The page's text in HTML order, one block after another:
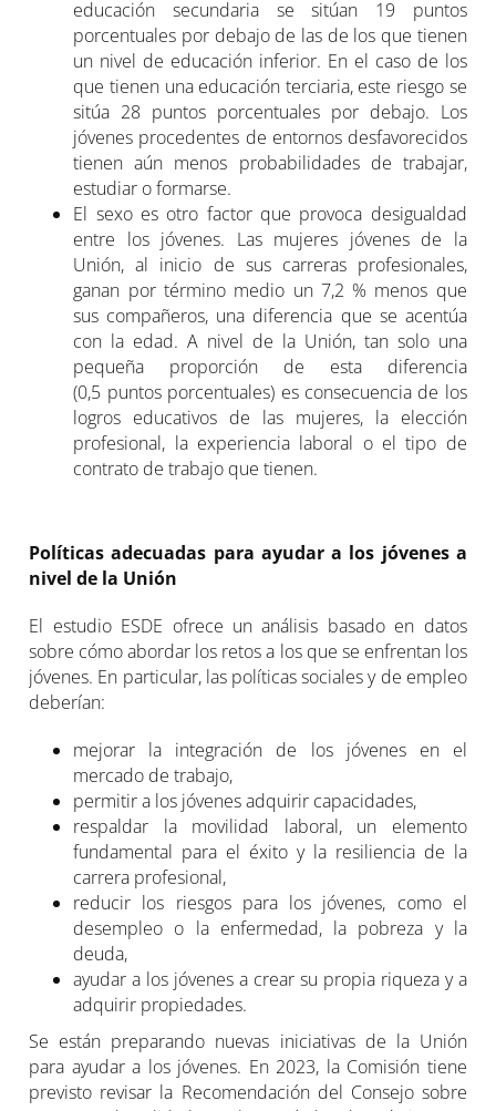
educación secundaria se sitúan 19 puntos
porcentuales por debajo de las de los que tienen
un nivel de educación inferior. En el caso de los
que tienen una educación terciaria, este riesgo se
sitúa 28 puntos porcentuales por debajo. Los
jóvenes procedentes de entornos desfavorecidos
tienen aún menos probabilidades de trabajar,
estudiar o formarse.
El sexo es otro factor que provoca desigualdad
entre los jóvenes. Las mujeres jóvenes de la
Unión, al inicio de sus carreras profesionales,
ganan por término medio un 7,2 % menos que
sus compañeros, una diferencia que se acentúa
con la edad. A nivel de la Unión, tan solo una
pequeña proporción de esta diferencia
(0,5 puntos porcentuales) es consecuencia de los
logros educativos de las mujeres, la elección
profesional, la experiencia laboral o el tipo de
contrato de trabajo que tienen.
Políticas adecuadas para ayudar a los jóvenes a
nivel de la Unión
El estudio ESDE ofrece un análisis basado en datos
sobre cómo abordar los retos a los que se enfrentan los
jóvenes. En particular, las políticas sociales y de empleo
deberían:
mejorar la integración de los jóvenes en el
mercado de trabajo,
permitir a los jóvenes adquirir capacidades,
respaldar la movilidad laboral, un elemento
fundamental para el éxito y la resiliencia de la
carrera profesional,
reducir los riesgos para los jóvenes, como el
desempleo o la enfermedad, la pobreza y la
deuda,
ayudar a los jóvenes a crear su propia riqueza y a
adquirir propiedades.
Se están preparando nuevas iniciativas de la Unión
para ayudar a los jóvenes. En 2023, la Comisión tiene
previsto revisar la Recomendación del Consejo sobre